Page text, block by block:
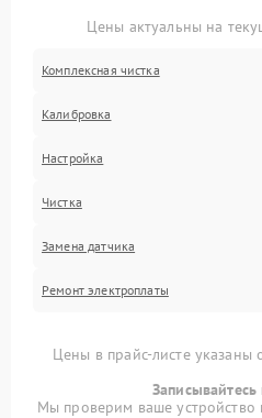
Цены актуальны на
Комплексная чистка
Калибровка
Настройка
Чистка
Замена датчика
Ремонт электроплаты
Цены в прайс-листе указаны
Мы проверим ваше устройство